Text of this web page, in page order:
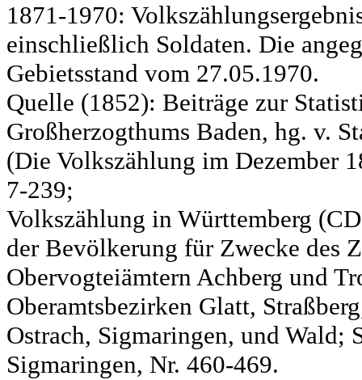
1871-1970:
einschließlich Soldaten. Die
Gebietsstand vom 27.05.1970.
Quelle (1852): Beiträge zur
Großherzogthums Baden, hg. v.
(Die Volkszählung im Dezember
7-239;
Volkszählung in Württemberg
der Bevölkerung für Zwecke des
Obervogteiämtern Achberg und
Oberamtsbezirken Glatt,
Ostrach, Sigmaringen, und Wald;
Sigmaringen, Nr. 460-469.